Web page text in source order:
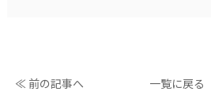
≪ 前の記事へ 一覧に戻る